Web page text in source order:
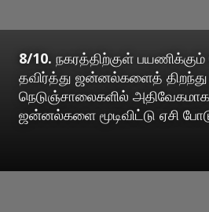
8/10. நகரத்திற்குள்
தவிர்த்து ஜன்னல்களைத்
நெடுஞ்சாலைகளில்
ஜன்னல்களை மூடிவிட்டு ஏசி